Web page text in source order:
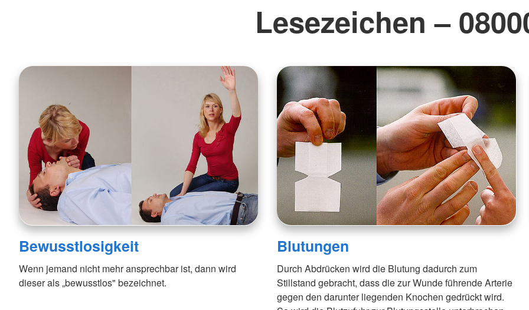
Lesezeichen –
Bewusstlosigkeit
Wenn jemand nicht mehr ansprechbar ist, dann wird
dieser als „bewusstlos" bezeichnet.
Blutungen
Durch Abdrücken wird die Blutung dadurch zum
Stillstand gebracht, dass die zur Wunde führende Arterie
gegen den darunter liegenden Knochen gedrückt wird.